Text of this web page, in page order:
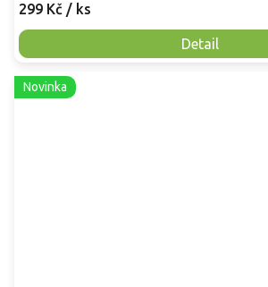
299 Kč / ks
Detail
Novinka